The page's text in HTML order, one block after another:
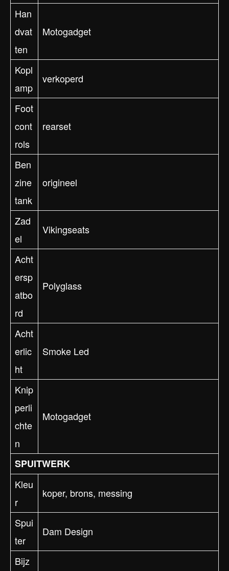
Han
dvat
ten
Motogadget
Kopl
amp
verkoperd
Foot
cont
rols
rearset
Ben
zine
tank
origineel
Zad
el
Vikingseats
Acht
ersp
atbo
rd
Polyglass
Acht
erlic
ht
Smoke Led
Knip
perli
chte
n
Motogadget
SPUITWERK
Kleu
r
koper, brons, messing
Spui
ter
Dam Design
Bijz